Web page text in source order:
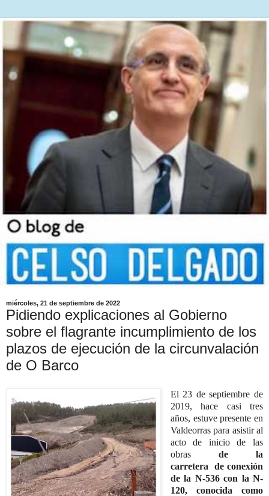
miércoles, 21 de septiembre de 2022
Pidiendo explicaciones al Gobierno
sobre el flagrante incumplimiento de los
plazos de ejecución de la circunvalación
de O Barco
El 23 de septiembre de
2019, hace casi tres
años, estuve presente en
Valdeorras para asistir al
acto de inicio de las
obras de la
carretera de conexión
de la N-536 con la N-
120, conocida como